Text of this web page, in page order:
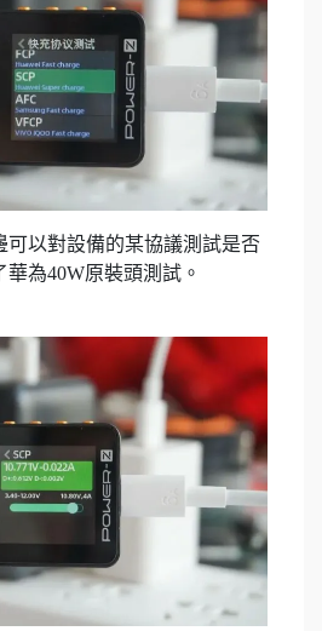
可以對設備的某協議測試是否
為40W原裝頭測試。